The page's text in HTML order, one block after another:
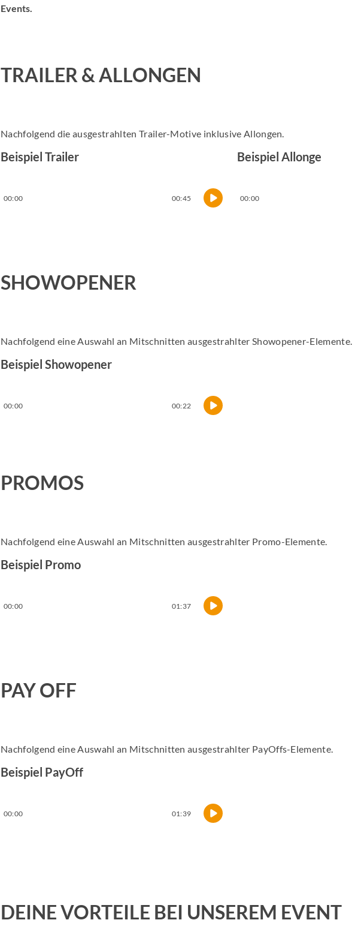
Events.
TRAILER & ALLONGEN
Nachfolgend die ausgestrahlten Trailer-Motive inklusive Allongen.
Beispiel Trailer
00:00 00:45
Beispiel Allonge
00:00
SHOWOPENER
Nachfolgend eine Auswahl an Mitschnitten ausgestrahlter Showopener-Elemente.
Beispiel Showopener
00:00 00:22
PROMOS
Nachfolgend eine Auswahl an Mitschnitten ausgestrahlter Promo-Elemente.
Beispiel Promo
00:00 01:37
PAY OFF
Nachfolgend eine Auswahl an Mitschnitten ausgestrahlter PayOffs-Elemente.
Beispiel PayOff
00:00 01:39
DEINE VORTEILE BEI UNSEREM EVENT